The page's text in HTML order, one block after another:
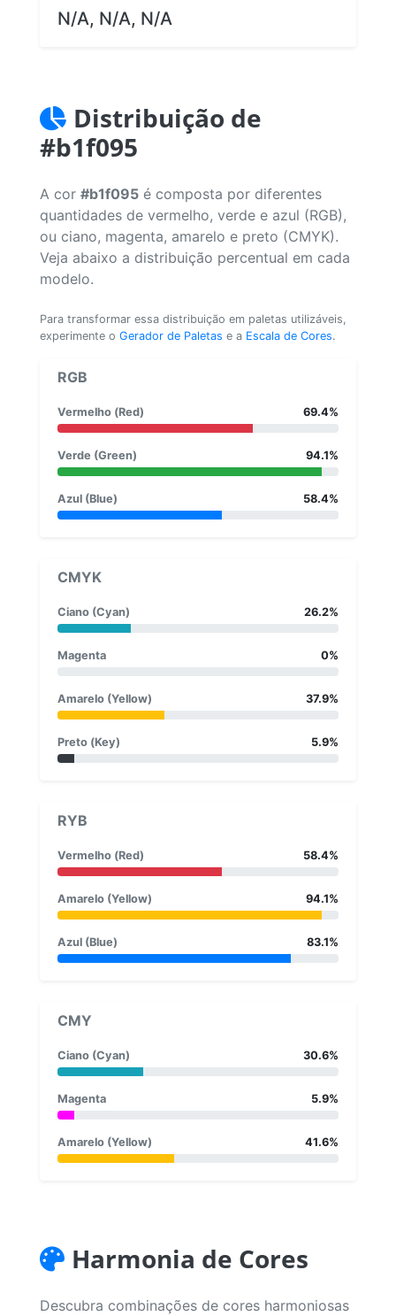
N/A, N/A, N/A
Distribuição de
#b1f095
A cor #b1f095 é composta por diferentes
quantidades de vermelho, verde e azul (RGB),
ou ciano, magenta, amarelo e preto (CMYK).
Veja abaixo a distribuição percentual em cada
modelo.
Para transformar essa distribuição em paletas utilizáveis,
experimente o Gerador de Paletas e a Escala de Cores.
RGB
Vermelho (Red) 69.4%
Verde (Green) 94.1%
Azul (Blue) 58.4%
CMYK
Ciano (Cyan) 26.2%
Magenta 0%
Amarelo (Yellow) 37.9%
Preto (Key) 5.9%
RYB
Vermelho (Red) 58.4%
Amarelo (Yellow) 94.1%
Azul (Blue) 83.1%
CMY
Ciano (Cyan) 30.6%
Magenta 5.9%
Amarelo (Yellow) 41.6%
Harmonia de Cores
Descubra combinações de cores harmoniosas